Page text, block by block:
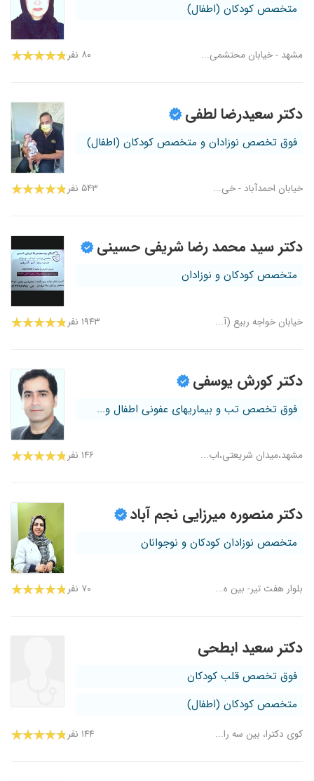
متخصص کودکان (اطفال)
مشهد - خیابان محتشمی... ۸۰ نفر
دکتر سعیدرضا لطفی
فوق تخصص نوزادان و متخصص کودکان (اطفال)
خیابان احمدآباد - خی... ۵۴۳ نفر
دکتر سید محمد رضا شریفی حسینی
متخصص کودکان و نوزادان
خیابان خواجه ربیع (آ... ۱۹۴۳ نفر
دکتر کورش یوسفی
فوق تخصص تب و بیماریهای عفونی اطفال و...
مشهد،میدان شریعتی،اب... ۱۴۶ نفر
دکتر منصوره میرزایی نجم آباد
متخصص نوزادان کودکان و نوجوانان
بلوار هفت تیر- بین ه... ۷۰ نفر
دکتر سعید ابطحی
فوق تخصص قلب کودکان
متخصص کودکان (اطفال)
کوی دکترا، بین سه را... ۱۴۴ نفر